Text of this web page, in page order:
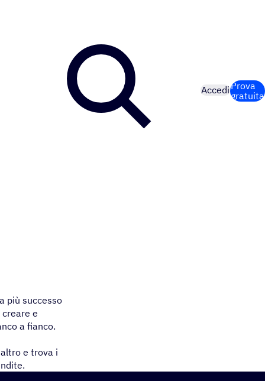
AccediProva
gratuita
più successo
e
a fianco.
e trova i